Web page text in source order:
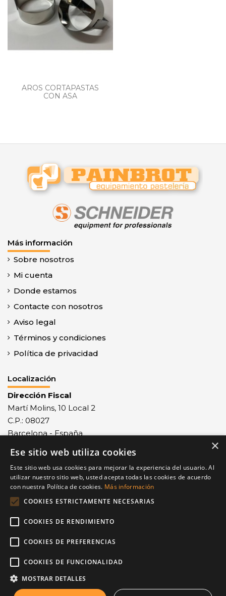
AROS CORTAPASTAS
CON ASA
Más información
Sobre nosotros
Mi cuenta
Donde estamos
Contacte con nosotros
Aviso legal
Términos y condiciones
Política de privacidad
Localización
Dirección Fiscal
Martí Molins, 10 Local 2
C.P.: 08027
Barcelona - España
Recepción mercancías
Monlau, 29 - C.P.: 08027
Barcelona - España
Contacto
Fax: +34 932 68 77 24
equip@painbrot.com
Nuestro Blog
×
Ese sitio web utiliza cookies
Este sitio web usa cookies para mejorar la experiencia del usuario. Al
utilizar nuestro sitio web, usted acepta todas las cookies de acuerdo
con nuestra Política de cookies. Más información
COOKIES ESTRICTAMENTE NECESARIAS
COOKIES DE RENDIMIENTO
COOKIES DE PREFERENCIAS
COOKIES DE FUNCIONALIDAD
MOSTRAR DETALLES